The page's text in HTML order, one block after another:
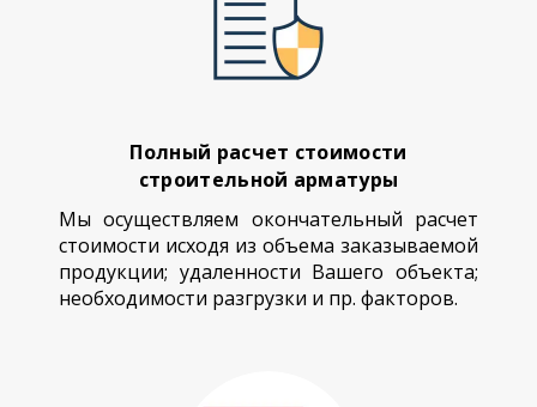
Полный расчет стоимости
строительной арматуры
Мы осуществляем окончательный расчет
стоимости исходя из объема заказываемой
продукции; удаленности Вашего объекта;
необходимости разгрузки и пр. факторов.